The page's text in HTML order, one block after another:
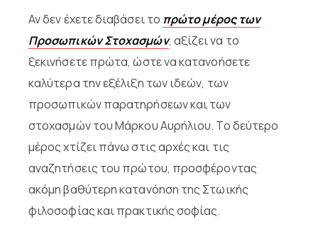
Αν δεν έχετε διαβάσει το πρώτο μέρος των
Προσωπικών Στοχασμών, αξίζει να το
ξεκινήσετε πρώτα, ώστε να κατανοήσετε
καλύτερα την εξέλιξη των ιδεών, των
προσωπικών παρατηρήσεων και των
στοχασμών του Μάρκου Αυρήλιου. Το δεύτερο
μέρος χτίζει πάνω στις αρχές και τις
αναζητήσεις του πρώτου, προσφέροντας
ακόμη βαθύτερη κατανόηση της Στωικής
φιλοσοφίας και πρακτικής σοφίας.